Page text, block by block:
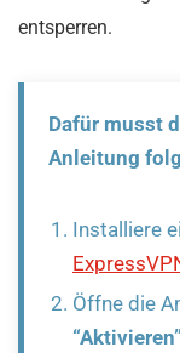
entsperren.
Dafür musst
Anleitung
Installiere
Öffne die
“Aktivieren”